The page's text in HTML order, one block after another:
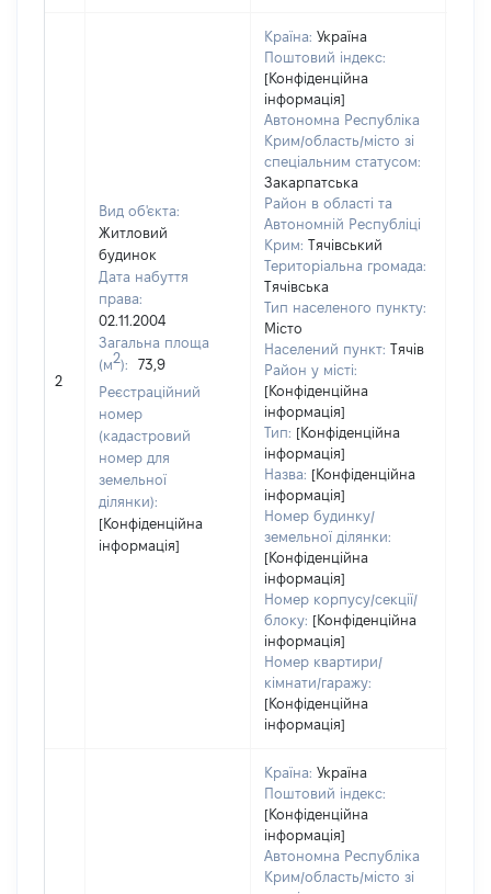
2
Вид об'єкта:
Житловий
будинок
Дата набуття
права:
02.11.2004
Загальна площа
(м2):
73,9
Реєстраційний
номер
(кадастровий
номер для
земельної
ділянки):
[Конфіденційна
інформація]
Країна: Україна
Поштовий індекс:
[Конфіденційна
інформація]
Автономна Республіка
Крим/область/місто зі
спеціальним статусом:
Закарпатська
Район в області та
Автономній Республіці
Крим: Тячівський
Територіальна громада:
Тячівська
Тип населеного пункту:
Місто
Населений пункт: Тячів
Район у місті:
[Конфіденційна
інформація]
Тип: [Конфіденційна
інформація]
Назва: [Конфіденційна
інформація]
Номер будинку/
земельної ділянки:
[Конфіденційна
інформація]
Номер корпусу/секції/
блоку: [Конфіденційна
інформація]
Номер квартири/
кімнати/гаражу:
[Конфіденційна
інформація]
Країна: Україна
Поштовий індекс:
[Конфіденційна
інформація]
Автономна Республіка
Крим/область/місто зі